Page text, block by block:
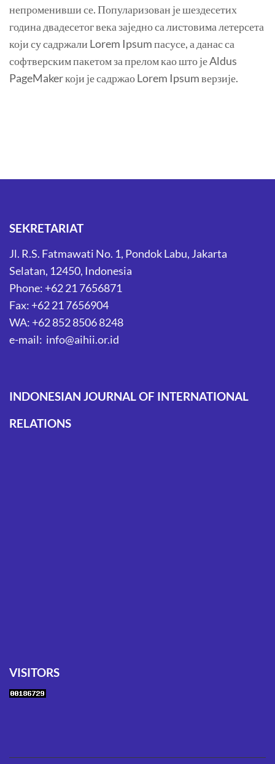
непроменивши се. Популаризован је шездесетих
година двадесетог века заједно са листовима летерсета
који су садржали Lorem Ipsum пасусе, а данас са
софтверским пакетом за прелом као што је Aldus
PageMaker који је садржао Lorem Ipsum верзије.
SEKRETARIAT
Jl. R.S. Fatmawati No. 1, Pondok Labu, Jakarta
Selatan, 12450, Indonesia
Phone: +62 21 7656871
Fax: +62 21 7656904
WA: +62 852 8506 8248
e-mail: info@aihii.or.id
INDONESIAN JOURNAL OF INTERNATIONAL
RELATIONS
VISITORS